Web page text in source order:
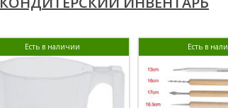
Есть в наличии Есть в